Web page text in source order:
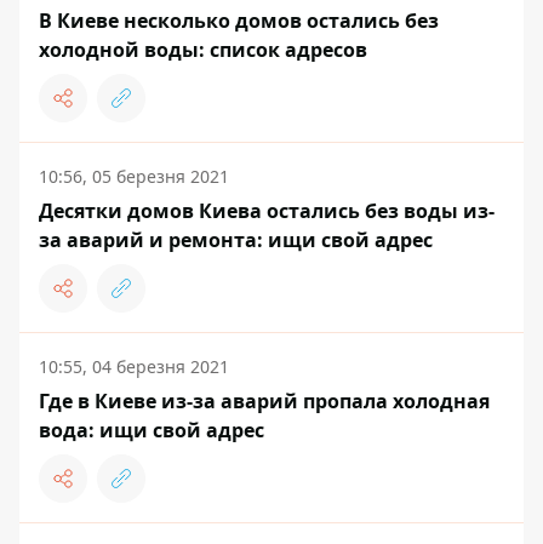
В Киеве несколько домов остались без
холодной воды: список адресов
10:56, 05 березня 2021
Десятки домов Киева остались без воды из-
за аварий и ремонта: ищи свой адрес
10:55, 04 березня 2021
Где в Киеве из-за аварий пропала холодная
вода: ищи свой адрес